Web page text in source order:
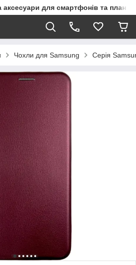
для смартфонів та
Чохли для Samsung Серія